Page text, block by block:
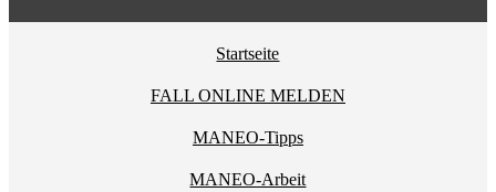
Startseite
FALL ONLINE MELDEN
MANEO-Tipps
MANEO-Arbeit